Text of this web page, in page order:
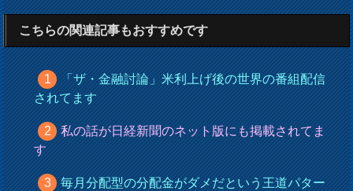
こちらの関連記事もおすすめです
「ザ・金融討論」米利上げ後の世界の番組配信
されてます
私の話が日経新聞のネット版にも掲載されてま
す
毎月分配型の分配金がダメだという王道パター